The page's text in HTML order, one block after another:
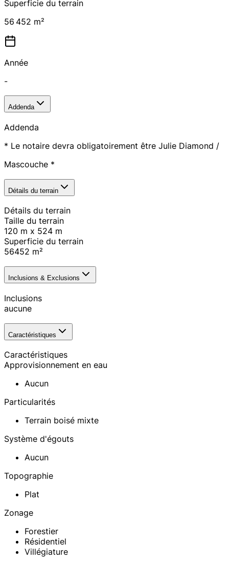
Superficie du terrain
56 452 m²
Année
-
Addenda
Addenda
* Le notaire devra obligatoirement être Julie Diamond /
Mascouche *
Détails du terrain
Détails du terrain
Taille du terrain
120 m x 524 m
Superficie du terrain
56452 m²
Inclusions & Exclusions
Inclusions
aucune
Caractéristiques
Caractéristiques
Approvisionnement en eau
Aucun
Particularités
Terrain boisé mixte
Système d'égouts
Aucun
Topographie
Plat
Zonage
Forestier
Résidentiel
Villégiature